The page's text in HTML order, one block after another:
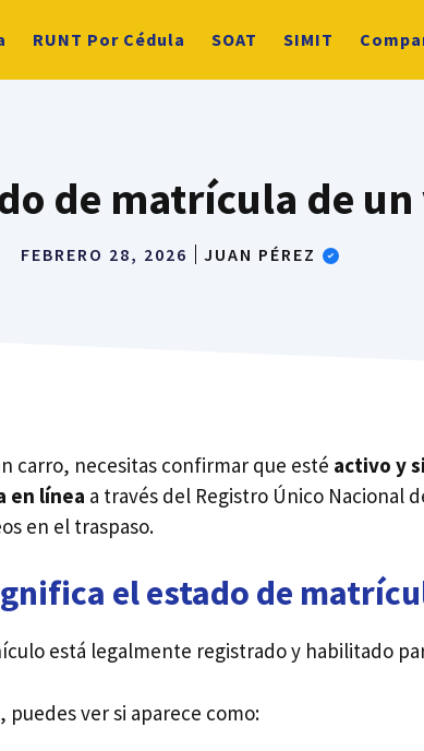
RUNT Por Cédula SOAT SIMIT
de matrícula de
FEBRERO 28, 2026 JUAN PÉREZ
carro, necesitas confirmar que esté activo y
en línea a través del Registro Único Nacional
en el traspaso.
el estado de
está legalmente registrado y habilitado
ver si aparece como: